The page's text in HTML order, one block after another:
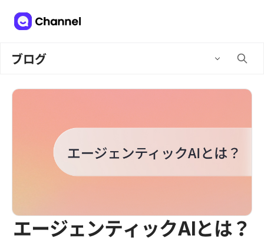
ブログ
エージェンティックAIとは？